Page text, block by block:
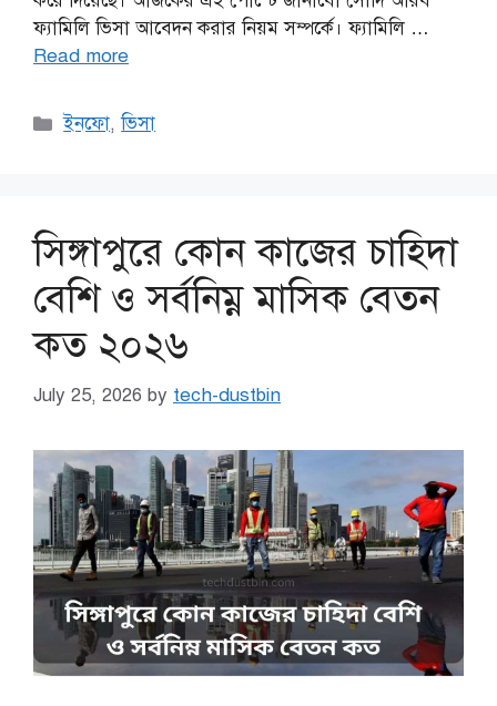
ফ্যামিলি ভিসা আবেদন করার নিয়ম সম্পর্কে। ফ্যামিলি …
Read more
Categories
ইনফো,ভিসা
সিঙ্গাপুরে কোন কাজের চাহিদা
বেশি ও সর্বনিম্ন মাসিক বেতন
কত ২০২৬
July 25, 2026 by tech-dustbin